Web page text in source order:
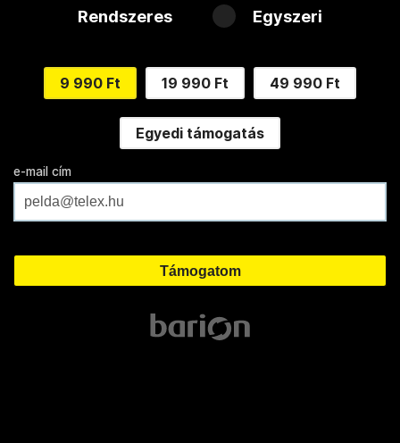
Rendszeres Egyszeri
9 990 Ft 19 990 Ft 49 990 Ft
Egyedi támogatás
e-mail cím